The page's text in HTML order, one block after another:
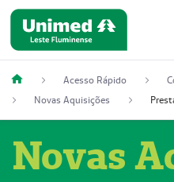
Acesso Rápido
Novas Aquisições
Novas